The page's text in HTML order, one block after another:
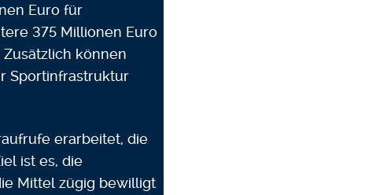
Euro für
375 Millionen Euro
können
Sportinfrastruktur
erarbeitet, die
ist es, die
Mittel zügig bewilligt